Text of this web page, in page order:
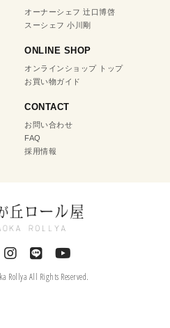
オーナーシェフ 辻口博啓
スーシェフ 小川剛
ONLINE SHOP
オンラインショップ トップ
お買い物ガイド
CONTACT
お問い合わせ
FAQ
採用情報
Rollya All Rights Reserved.